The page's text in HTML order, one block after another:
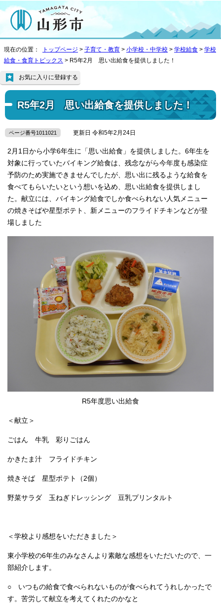
現在の位置： トップページ > 子育て・教育 > 小学校・中学校 > 学校給食 > 学校
給食・食育トピックス > R5年2月 思い出給食を提供しました！
R5年2月 思い出給食を提供しました！
お気に入りに登録する
ページ番号1011021 更新日 令和5年2月24日
2月1日から小学6年生に「思い出給食」を提供しました。6年生を
対象に行っていたバイキング給食は、残念ながら今年度も感染症
予防のため実施できませんでしたが、思い出に残るような給食を
食べてもらいたいという想いを込め、思い出給食を提供しまし
た。献立には、バイキング給食でしか食べられない人気メニュー
の焼きそばや星型ポテト、新メニューのフライドチキンなどが登
場しました
R5年度思い出給食
＜献立＞
ごはん 牛乳 彩りごはん
かきたま汁 フライドチキン
焼きそば 星型ポテト（2個）
野菜サラダ 玉ねぎドレッシング 豆乳プリンタルト
＜学校より感想をいただきました＞
東小学校の6年生のみなさんより素敵な感想をいただいたので、一
部紹介します。
○ いつもの給食で食べられないものが食べられてうれしかったで
す。苦労して献立を考えてくれたのかなと